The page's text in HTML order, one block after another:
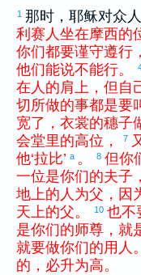
1 那时，耶稣对众
利赛 人坐在摩西的
你们都要谨守遵行 ，
他们能说不能行。
在 人 的肩上 ， 但 自
切 所做的事都是要
宽了 ， 衣裳的穗子
会堂里的高位 ， 7
他‘拉比’ a 。 8 但你
一位是你们的夫子 ，
地上的 人 为父 ， 因
天上的父。 10 也不
是你们的师尊 ， 就
就要做你们的用人 。
的 ， 必升为高。